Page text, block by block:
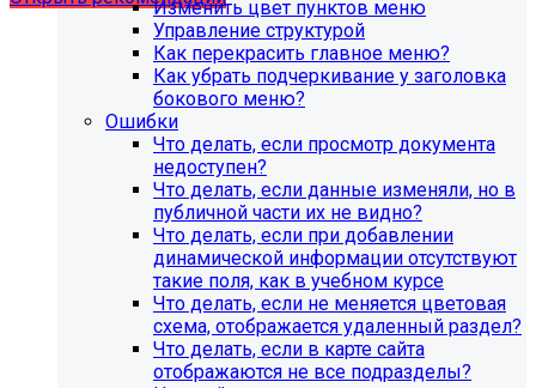
С 1 февраля 2023 года ограничена
Изменить цвет пунктов меню
Управление структурой
Как перекрасить главное меню?
Как убрать подчеркивание у заголовка
бокового меню?
Ошибки
Что делать, если просмотр документа
недоступен?
Что делать, если данные изменяли, но в
публичной части их не видно?
Что делать, если при добавлении
динамической информации отсутствуют
такие поля, как в учебном курсе
Что делать, если не меняется цветовая
схема, отображается удаленный раздел?
Что делать, если в карте сайта
отображаются не все подразделы?